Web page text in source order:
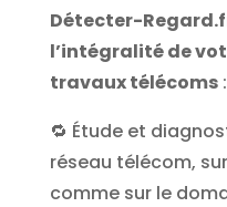
Détecter-
l’intégralité de
travaux télécoms:
🔁 Étude et
réseau télécom,
comme sur le